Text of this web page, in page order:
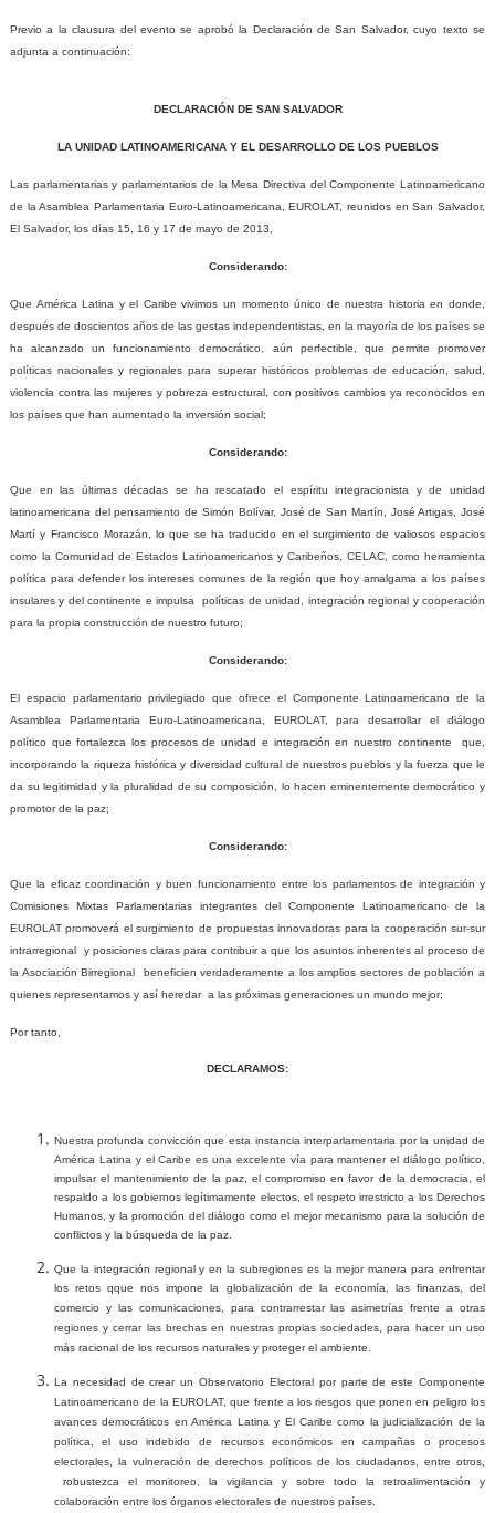
Previo a la clausura del evento se aprobó la Declaración de San Salvador, cuyo texto se
adjunta a continuación:
DECLARACIÓN DE SAN SALVADOR
LA UNIDAD LATINOAMERICANA Y EL DESARROLLO DE LOS PUEBLOS
Las parlamentarias y parlamentarios de la Mesa Directiva del Componente Latinoamericano
de la Asamblea Parlamentaria Euro-Latinoamericana, EUROLAT, reunidos en San Salvador,
El Salvador, los días 15, 16 y 17 de mayo de 2013,
Considerando:
Que América Latina y el Caribe vivimos un momento único de nuestra historia en donde,
después de doscientos años de las gestas independentistas, en la mayoría de los países se
ha alcanzado un funcionamiento democrático, aún perfectible, que permite promover
políticas nacionales y regionales para superar históricos problemas de educación, salud,
violencia contra las mujeres y pobreza estructural, con positivos cambios ya reconocidos en
los países que han aumentado la inversión social;
Considerando:
Que en las últimas décadas se ha rescatado el espíritu integracionista y de unidad
latinoamericana del pensamiento de Simón Bolívar, José de San Martín, José Artigas, José
Martí y Francisco Morazán, lo que se ha traducido en el surgimiento de valiosos espacios
como la Comunidad de Estados Latinoamericanos y Caribeños, CELAC, como herramienta
política para defender los intereses comunes de la región que hoy amalgama a los países
insulares y del continente e impulsa
políticas de unidad, integración regional y cooperación
para la propia construcción de nuestro futuro;
Considerando:
El espacio parlamentario privilegiado que ofrece el Componente Latinoamericano de la
Asamblea Parlamentaria Euro-Latinoamericana, EUROLAT, para desarrollar el diálogo
político que fortalezca los procesos de unidad e integración en nuestro continente
que,
incorporando la riqueza histórica y diversidad cultural de nuestros pueblos y la fuerza que le
da su legitimidad y la pluralidad de su composición, lo hacen eminentemente democrático y
promotor de la paz;
Considerando:
Que la eficaz coordinación y buen funcionamiento entre los parlamentos de integración y
Comisiones Mixtas Parlamentarias integrantes del Componente Latinoamericano de la
EUROLAT promoverá el surgimiento de propuestas innovadoras para la cooperación sur-sur
intrarregional
y posiciones claras para contribuir a que los asuntos inherentes al proceso de
la Asociación Birregional
beneficien verdaderamente a los amplios sectores de población a
quienes representamos y así heredar a las próximas generaciones un mundo mejor;
Por tanto,
DECLARAMOS:
Nuestraprofunda convicción que esta instancia interparlamentaria por la unidad de
América Latina y el Caribe es una excelente vía para mantener el diálogo político,
impulsar el mantenimiento de la paz, el compromiso en favor de la democracia, el
respaldo a los gobiernos legítimamente electos, el respeto irrestricto a los Derechos
Humanos, y la promoción del diálogo como el mejor mecanismo para la solución de
conflictos y la búsqueda de la paz.
Que la integración regional y en la subregiones es la mejor manera paraenfrentar
los retos qque nos impone la globalización de la economía, las finanzas, del
comercio y las comunicaciones, para contrarrestar las asimetrías frente a otras
regiones y cerrar las brechas en nuestras propias sociedades, para hacer un uso
más racional de los recursos naturales y proteger el ambiente.
La necesidad de crear un Observatorio Electoral por parte de este Componente
Latinoamericano de la EUROLAT, que frente a los riesgos que ponen en peligro los
avances democráticos en América Latina y El Caribe como la judicialización de la
política, el uso indebido de recursos económicos en campañas o procesos
electorales, la vulneración de derechos políticos de los ciudadanos, entre otros,
robustezca el monitoreo, la vigilancia y sobre todo la retroalimentación y
colaboración entre los órganos electorales de nuestros países.